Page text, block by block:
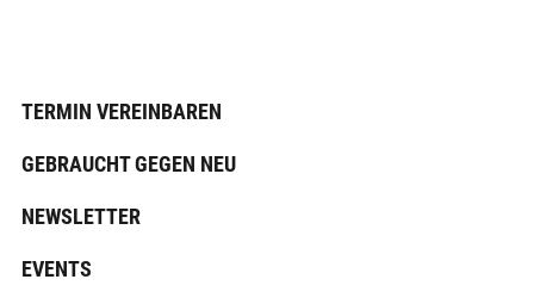
TERMIN VEREINBAREN
GEBRAUCHT GEGEN NEU
NEWSLETTER
EVENTS